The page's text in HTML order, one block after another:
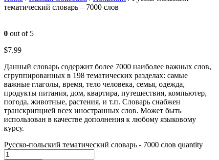
тематический словарь – 7000 слов
0 out of 5
$7.99
Данный словарь содержит более 7000 наиболее важных слов,
сгруппированных в 198 тематических разделах: самые
важные глаголы, время, тело человека, семья, одежда,
продукты питания, дом, квартира, путешествия, компьютер,
погода, животные, растения, и т.п. Словарь снабжен
транскрипцией всех иностранных слов. Может быть
использован в качестве дополнения к любому языковому
курсу.
Русско-польский тематический словарь - 7000 слов quantity